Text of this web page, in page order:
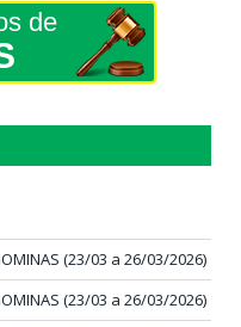
de
(23/03 a 26/03/2026)
(23/03 a 26/03/2026)